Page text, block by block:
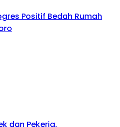
Positif Bedah Rumah
dan Pekerja,